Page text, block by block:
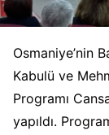
Osmaniye’nin
Kabulü ve
Programı
yapıldı.